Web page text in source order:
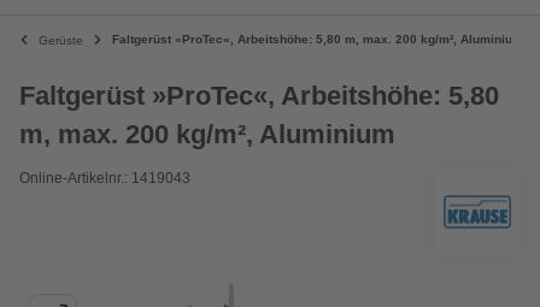
Gerüste Faltgerüst »ProTec«, Arbeitshöhe: 5,80 m, max. 200 kg/m², Aluminium
Faltgerüst »ProTec«, Arbeitshöhe: 5,80
m, max. 200 kg/m², Aluminium
Online-Artikelnr.: 1419043